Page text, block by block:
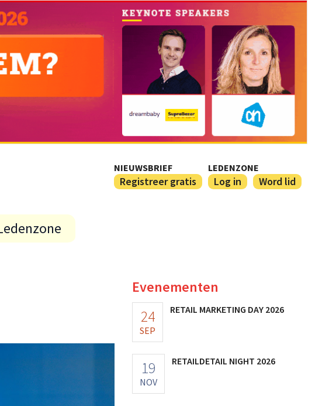
NIEUWSBRIEF
Registreer gratis
LEDENZONE
Log in Word lid
Evenementen
24
SEP
RETAIL MARKETING DAY 2026
19
NOV
RETAILDETAIL NIGHT 2026